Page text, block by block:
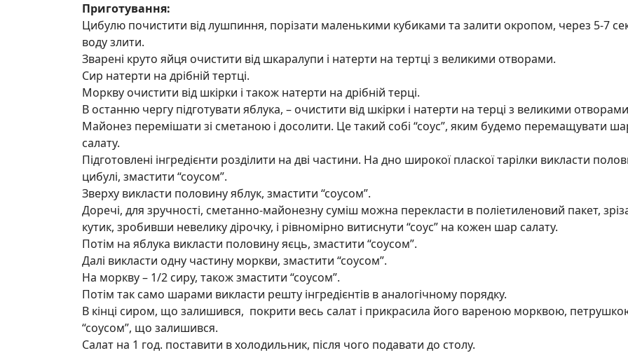
Приготування:
Цибулю почистити від лушпиння, порізати маленькими кубиками та залити окропом, через 5-7
воду злити.
Зварені круто яйця очистити від шкаралупи і натерти на тертці з великими отворами.
Сир натерти на дрібній тертці.
Моркву очистити від шкірки і також натерти на дрібній терці.
В останню чергу підготувати яблука, – очистити від шкірки і натерти на терці з великими
Майонез перемішати зі сметаною і досолити. Це такий собі “соус”, яким будемо перемащувати
салату.
Підготовлені інгредієнти розділити на дві частини. На дно широкої пласкої тарілки викласти
цибулі, змастити “соусом”.
Зверху викласти половину яблук, змастити “соусом”.
Доречі, для зручності, сметанно-майонезну суміш можна перекласти в поліетиленовий пакет,
кутик, зробивши невелику дірочку, і рівномірно витиснути “соус” на кожен шар салату.
Потім на яблука викласти половину яєць, змастити “соусом”.
Далі викласти одну частину моркви, змастити “соусом”.
На моркву – 1/2 сиру, також змастити “соусом”.
Потім так само шарами викласти решту інгредієнтів в аналогічному порядку.
В кінці сиром, що залишився, покрити весь салат і прикрасила його вареною морквою,
“соусом”, що залишився.
Салат на 1 год. поставити в холодильник, після чого подавати до столу.